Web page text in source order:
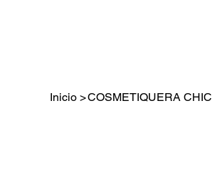
Inicio >COSMETIQUERA CHIC